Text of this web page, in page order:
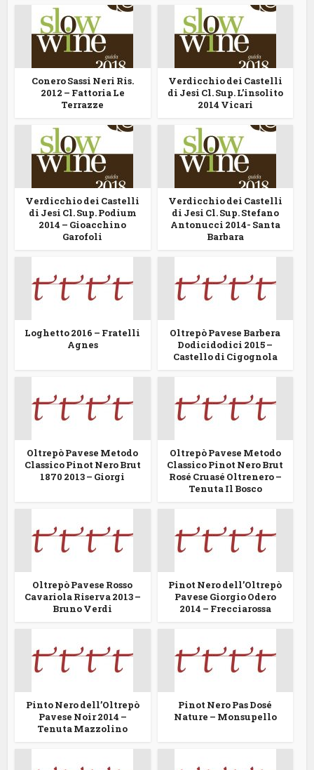
Conero Sassi Neri Ris.
2012 – Fattoria Le
Terrazze
Verdicchio dei Castelli
di Jesi Cl. Sup. L’insolito
2014 Vicari
Verdicchio dei Castelli
di Jesi Cl. Sup. Podium
2014 – Gioacchino
Garofoli
Verdicchio dei Castelli
di Jesi Cl. Sup. Stefano
Antonucci 2014- Santa
Barbara
Loghetto 2016 – Fratelli
Agnes
Oltrepò Pavese Barbera
Dodicidodici 2015 –
Castello di Cigognola
Oltrepò Pavese Metodo
Classico Pinot Nero Brut
1870 2013 – Giorgi
Oltrepò Pavese Metodo
Classico Pinot Nero Brut
Rosé Cruasé Oltrenero –
Tenuta Il Bosco
Oltrepò Pavese Rosso
Cavariola Riserva 2013 –
Bruno Verdi
Pinot Nero dell’Oltrepò
Pavese Giorgio Odero
2014 – Frecciarossa
Pinto Nero dell’Oltrepò
Pavese Noir 2014 –
Tenuta Mazzolino
Pinot Nero Pas Dosé
Nature – Monsupello